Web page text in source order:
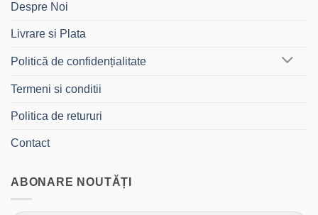
Despre Noi
Livrare si Plata
Politică de confidențialitate
Termeni si conditii
Politica de retururi
Contact
ABONARE NOUTĂȚI